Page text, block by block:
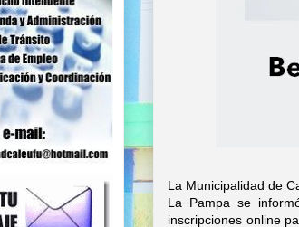
La Municipalidad de
La Pampa se
inscripciones online